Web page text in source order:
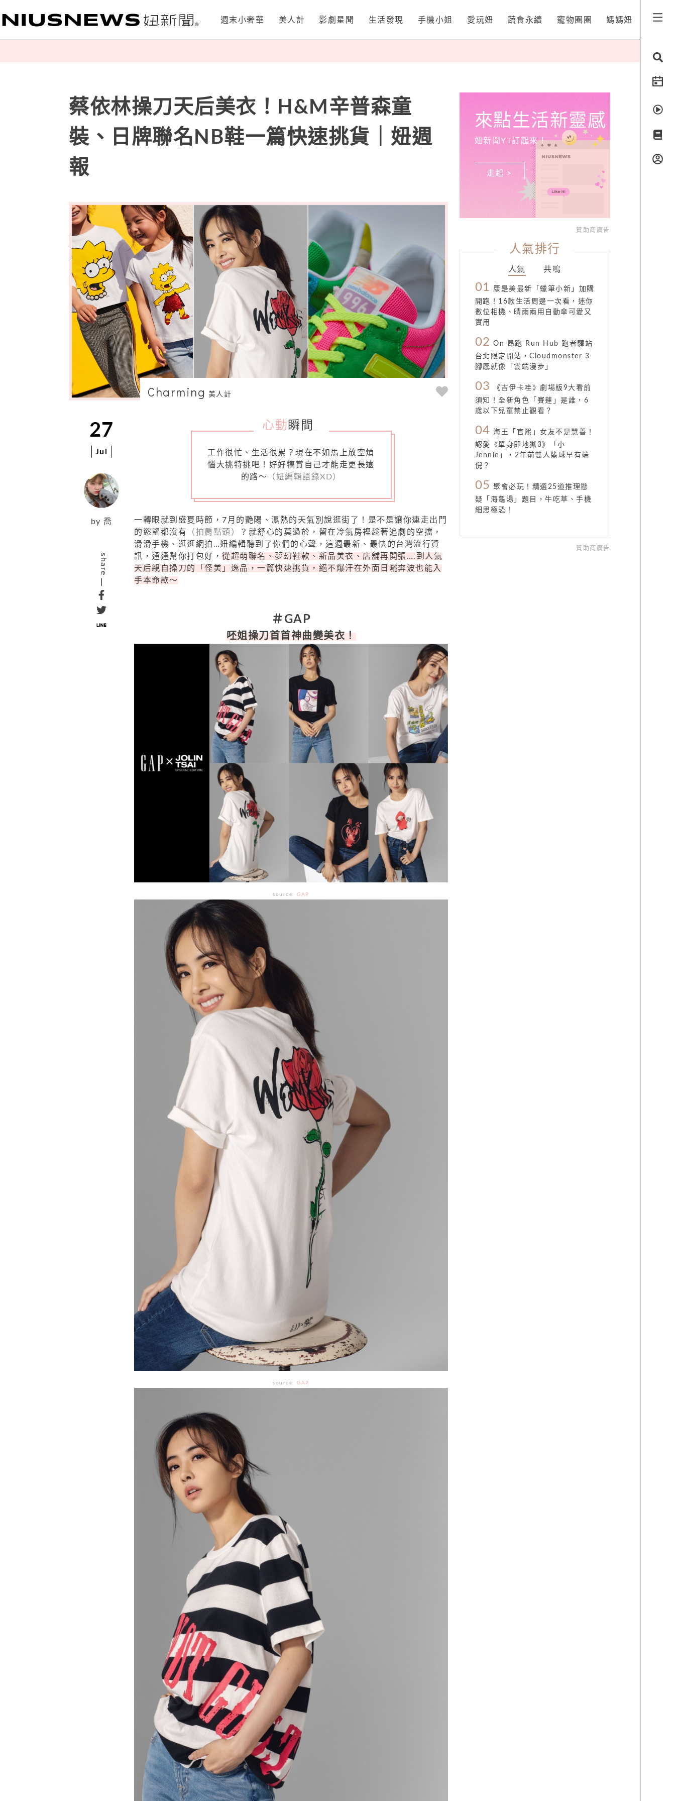
週末小奢華 美人計 影劇星聞 生活發現 手機小姐 愛玩妞 蔬食永續 寵物圈圈 媽媽妞
蔡依林操刀天后美衣！H&M辛普森童
裝、日牌聯名NB鞋一篇快速挑貨｜妞週
報
Charming 美人計
27
Jul
by 喬
share
心動 瞬間
工作很忙、生活很累？現在不如馬上放空煩
惱大挑特挑吧！好好犒賞自己才能走更長遠
的路～
（妞編輯語錄XD）
一轉眼就到盛夏時節，7月的艷陽、濕熱的天氣別說逛街了！是不是讓你連走出門
的慾望都沒有
（拍肩點頭）
？就舒心的莫過於，留在冷氣房裡趁著追劇的空擋，
滑滑手機、逛逛網拍…妞編輯聽到了你們的心聲，這週最新、最快的台灣流行資
訊，通通幫你打包好， 從超萌聯名、夢幻鞋款、新品美衣、店舖再開張….到人氣
天后親自操刀的「怪美」逸品，一篇快速挑貨，絕不爆汗在外面日曬奔波也能入
手本命款～
＃GAP
呸姐操刀首首神曲變美衣！
source:GAP
source:GAP
來點生活新靈感
妞新聞YT訂起來！
走起 >
贊助商廣告
人氣排行
人氣 共鳴
01
康是美最新「蠟筆小新」加購
開跑！16款生活周邊一次看，迷你
數位相機、晴雨兩用自動傘可愛又
實用
02 On 昂跑 Run Hub 跑者驛站
台北限定開站，Cloudmonster 3
腳感就像「雲端漫步」
03
《吉伊卡哇》劇場版9大看前
須知！全新角色「賽蓮」是誰，6
歲以下兒童禁止觀看？
04 海王「官熙」女友不是慧善！
認愛《單身即地獄3》「小
Jennie」，2年前雙人籃球早有端
倪？
05 聚會必玩！精選25道推理懸
疑「海龜湯」題目，牛吃草、手機
細思極恐！
贊助商廣告